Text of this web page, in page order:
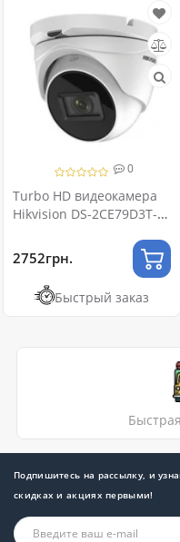
0
Turbo HD видеокамера
Hikvision DS-2CE79D3T-
2752грн.
Быстрый заказ
Подпишитесь на рассылку, и
скидках и акциях первыми!